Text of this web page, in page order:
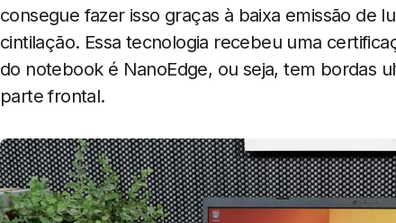
consegue fazer isso graças à baixa emissão de
cintilação. Essa tecnologia recebeu uma
do notebook é NanoEdge, ou seja, tem bordas
parte frontal.